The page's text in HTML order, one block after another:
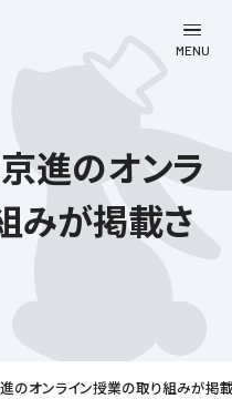
MENU
進のオンラ
みが掲載さ
のオンライン授業の取り組みが掲